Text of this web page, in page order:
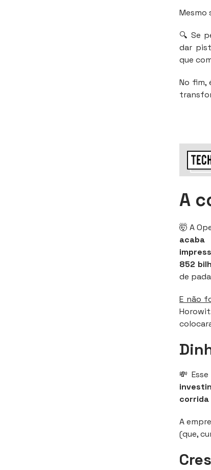
Mesmo
🔍 Se
dar
que
No fim,
A
🤯 A
acaba
852
de
E não
💸
A
(que,